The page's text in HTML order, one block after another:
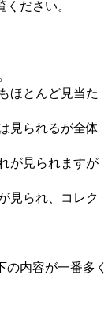
ださい。
とんど見当た
られるが全体
見られますが
られ、コレク
の内容が一番多く